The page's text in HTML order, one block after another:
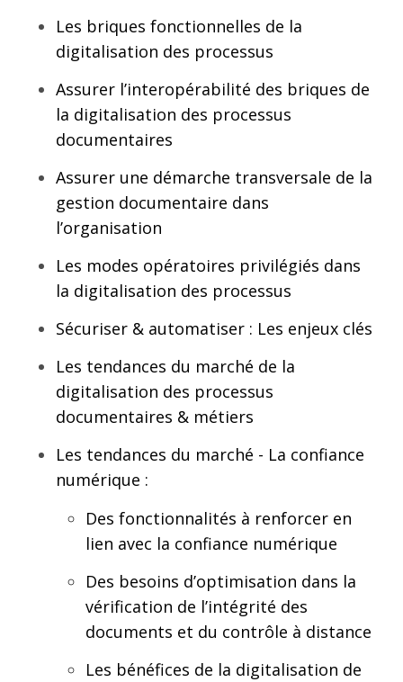
Les briques fonctionnelles ​de la
digitalisation des processus
Assurer l’interopérabilité​ des briques de
la digitalisation des processus
documentaires
Assurer une démarche transversale de la
gestion documentaire dans
l’organisation
Les modes opératoires privilégiés dans
la digitalisation des processus
Sécuriser & automatiser : Les enjeux clés
Les tendances du marché de la
digitalisation des processus
documentaires & métiers
Les tendances du marché ​- La confiance
numérique :
Des fonctionnalités à renforcer​ en
lien avec la confiance numérique
Des besoins d’optimisation ​dans la
vérification de l’intégrité des
documents et du contrôle à distance​
Les bénéfices ​de la digitalisation de